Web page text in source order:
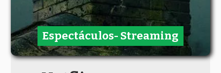
Espectáculos- Streaming